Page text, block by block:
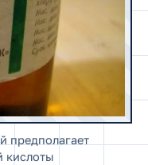
предполагает
кислоты